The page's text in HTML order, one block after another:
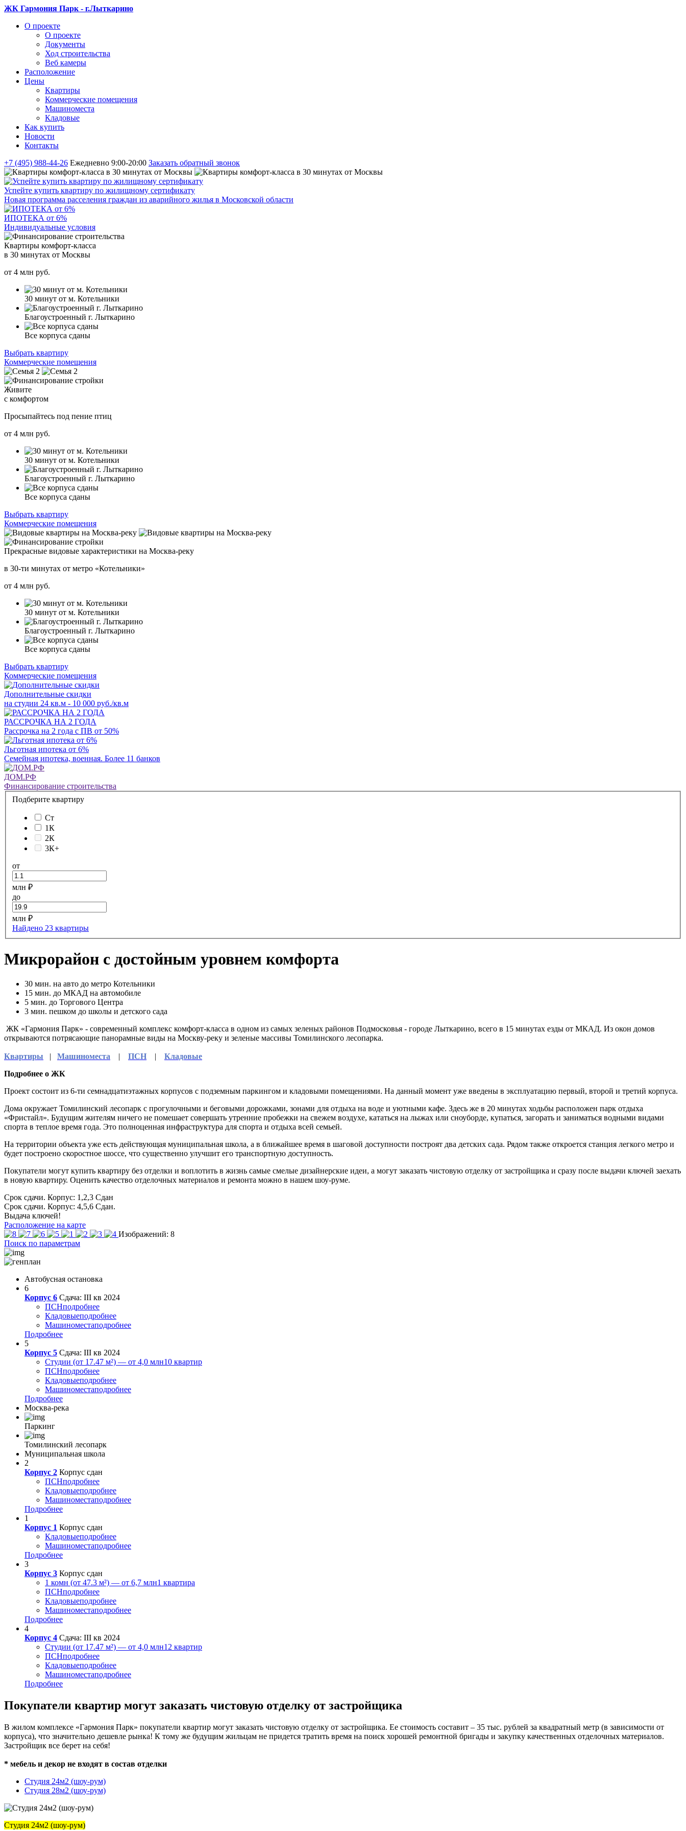
ЖК Гармония Парк - г.Лыткарино
О проекте
О проекте
Документы
Ход строительства
Веб камеры
Расположение
Цены
Квартиры
Коммерческие помещения
Машиноместа
Кладовые
Как купить
Новости
Контакты
+7 (495) 988-44-26 Ежедневно 9:00-20:00 Заказать обратный звонок
Успейте купить квартиру по жилищному сертификату
Новая программа расселения граждан из аварийного жилья в Московской области
ИПОТЕКА от 6%
Индивидуальные условия
Квартиры комфорт-класса
в 30 минутах от Москвы
от 4 млн руб.
30 минут от м. Котельники
Благоустроенный г. Лыткарино
Все корпуса сданы
Выбрать квартиру
Коммерческие помещения
Живите
с комфортом
Просыпайтесь под пение птиц
от 4 млн руб.
30 минут от м. Котельники
Благоустроенный г. Лыткарино
Все корпуса сданы
Выбрать квартиру
Коммерческие помещения
Прекрасные видовые характеристики на Москва-реку
в 30-ти минутах от метро «Котельники»
от 4 млн руб.
30 минут от м. Котельники
Благоустроенный г. Лыткарино
Все корпуса сданы
Выбрать квартиру
Коммерческие помещения
Дополнительные скидки
на студии 24 кв.м - 10 000 руб./кв.м
РАССРОЧКА НА 2 ГОДА
Рассрочка на 2 года с ПВ от 50%
Льготная ипотека от 6%
Семейная ипотека, военная. Более 11 банков
ДОМ.РФ
Финансирование строительства
Подберите квартиру
Ст
1К
2К
3К+
от
млн ₽
до
млн ₽
Найдено 23 квартиры
Микрорайон с достойным уровнем комфорта
30 мин. на авто до метро Котельники
15 мин. до МКАД на автомобиле
5 мин. до Торгового Центра
3 мин. пешком до школы и детского сада
ЖК «Гармония Парк» - современный комплекс комфорт-класса в одном из самых зеленых районов Подмосковья - городе Лыткарино, всего в 15 минутах езды от МКАД. Из окон домов
открываются потрясающие панорамные виды на Москву-реку и зеленые массивы Томилинского лесопарка.
Квартиры Машиноместа ПСН
Кладовые
Подробнее о ЖК
Проект состоит из 6-ти семнадцатиэтажных корпусов с подземным паркингом и кладовыми помещениями. На данный момент уже введены в эксплуатацию первый, второй и третий корпуса.
Дома окружает Томилинский лесопарк с прогулочными и беговыми дорожками, зонами для отдыха на воде и уютными кафе. Здесь же в 20 минутах ходьбы расположен парк отдыха
«Фристайл». Будущим жителям ничего не помешает совершать утренние пробежки на свежем воздухе, кататься на лыжах или сноуборде, купаться, загорать и заниматься водными видами
спорта в теплое время года. Это полноценная инфраструктура для спорта и отдыха всей семьей.
На территории объекта уже есть действующая муниципальная школа, а в ближайшее время в шаговой доступности построят два детских сада. Рядом также откроется станция легкого метро и
будет построено скоростное шоссе, что существенно улучшит его транспортную доступность.
Покупатели могут купить квартиру без отделки и воплотить в жизнь самые смелые дизайнерские идеи, а могут заказать чистовую отделку от застройщика и сразу после выдачи ключей заехать
в новую квартиру. Оценить качество отделочных материалов и ремонта можно в нашем шоу-руме.
Срок сдачи. Корпус: 1,2,3 Сдан
Срок сдачи. Корпус: 4,5,6 Сдан.
Выдача ключей!
Расположение на карте
Изображений: 8
Поиск по параметрам
Автобусная остановка
6
Корпус 6 Сдача: III кв 2024
ПСНподробнее
Кладовыеподробнее
Машиноместаподробнее
Подробнее
5
Корпус 5 Сдача: III кв 2024
Студии (от 17.47 м²) — от 4,0 млн10 квартир
ПСНподробнее
Кладовыеподробнее
Машиноместаподробнее
Подробнее
Москва-река
Паркинг
Томилинский лесопарк
Муниципальная школа
2
Корпус 2 Корпус сдан
ПСНподробнее
Кладовыеподробнее
Машиноместаподробнее
Подробнее
1
Корпус 1 Корпус сдан
Кладовыеподробнее
Машиноместаподробнее
Подробнее
3
Корпус 3 Корпус сдан
1 комн (от 47.3 м²) — от 6,7 млн1 квартира
ПСНподробнее
Кладовыеподробнее
Машиноместаподробнее
Подробнее
4
Корпус 4 Сдача: III кв 2024
Студии (от 17.47 м²) — от 4,0 млн12 квартир
ПСНподробнее
Кладовыеподробнее
Машиноместаподробнее
Подробнее
Покупатели квартир могут заказать чистовую отделку от застройщика
В жилом комплексе «Гармония Парк» покупатели квартир могут заказать чистовую отделку от застройщика. Ее стоимость составит – 35 тыс. рублей за квадратный метр (в зависимости от
корпуса), что значительно дешевле рынка! К тому же будущим жильцам не придется тратить время на поиск хорошей ремонтной бригады и закупку качественных отделочных материалов.
Застройщик все берет на себя!
* мебель и декор не входят в состав отделки
Студия 24м2 (шоу-рум)
Студия 28м2 (шоу-рум)
Студия 24м2 (шоу-рум)